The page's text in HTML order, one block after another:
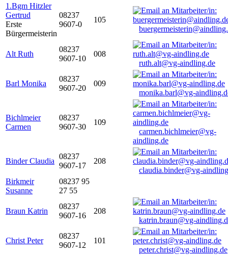
1.Bgm Hitzler
Gertrud
Erste
Bürgermeisterin
08237
9607-0
105
Alt Ruth
08237
9607-10
008
ruth.alt@vg-aindling.de
Barl Monika
08237
9607-20
009
monika.barl@vg-
Bichlmeier
Carmen
08237
9607-30
109
carmen.bichlmeier@vg-
aindling.de
Binder Claudia
08237
9607-17
208
claudia.binder@vg-
Birkmeir
Susanne
08237 95
27 55
Braun Katrin
08237
9607-16
208
katrin.braun@vg-
Christ Peter
08237
9607-12
101
peter.christ@vg-aindling.de